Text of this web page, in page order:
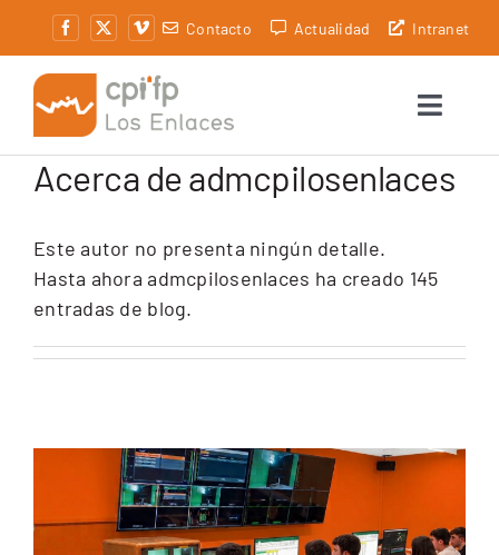
Saltar
contenido
Contacto Actualidad Intranet
Toggle
Centro
Secretaría
Servicios
CEX: Audiovisual
Acerca de admcpilosenlaces
Este autor no presenta ningún detalle.
Hasta ahora admcpilosenlaces ha creado 145
entradas de blog.